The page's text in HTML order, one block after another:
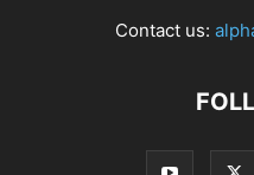
Contact us: